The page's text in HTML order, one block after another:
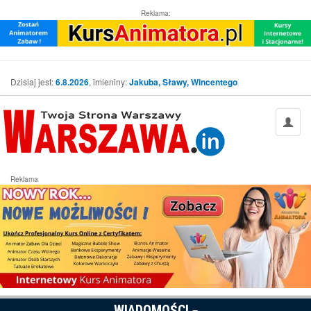
Reklama:
Dzisiaj jest:6.8.2026, imieniny:Jakuba, Sławy, Wincentego
Reklama